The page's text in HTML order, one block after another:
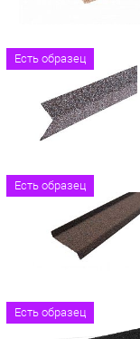
Есть образец
Есть образец
Есть образец